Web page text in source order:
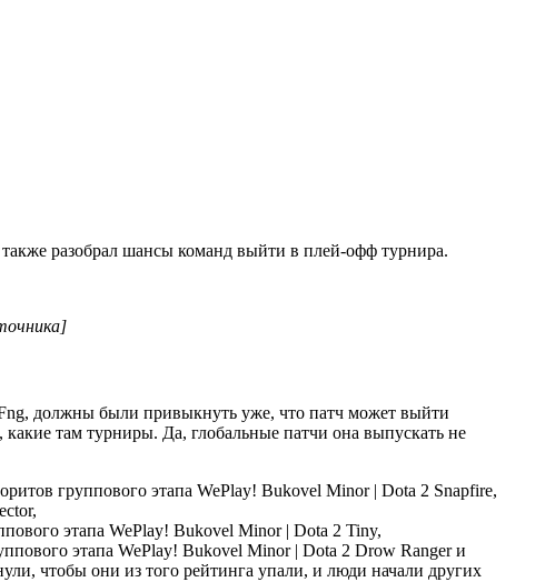
также разобрал шансы команд выйти в плей-офф турнира.
должны были привыкнуть уже, что патч может выйти
там турниры. Да, глобальные патчи она выпускать не
Snapfire,
Tiny,
Drow Ranger и
чтобы они из того рейтинга упали, и люди начали других